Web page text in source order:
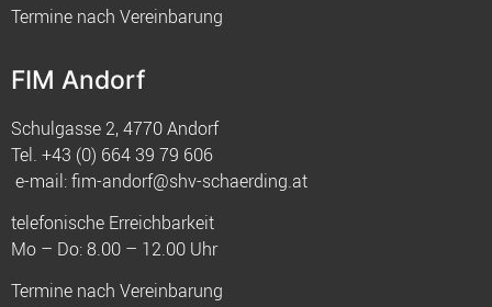
Termine nach Vereinbarung
FIM Andorf
Schulgasse 2, 4770 Andorf
Tel. +43 (0) 664 39 79 606
e-mail:fim-andorf@shv-schaerding.at
telefonische Erreichbarkeit
Mo – Do: 8.00 – 12.00 Uhr
Termine nach Vereinbarung